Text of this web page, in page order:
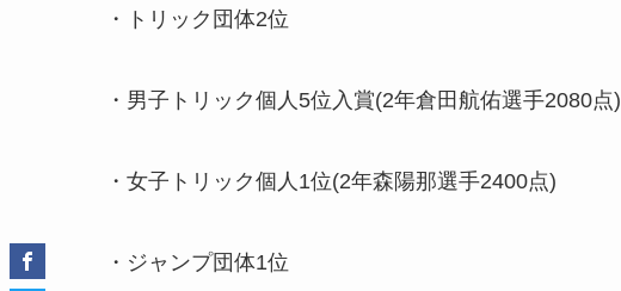
・トリック団体2位
・男子トリック個人5位入賞(2年倉田航佑選手2080点)
・女子トリック個人1位(2年森陽那選手2400点)
・ジャンプ団体1位